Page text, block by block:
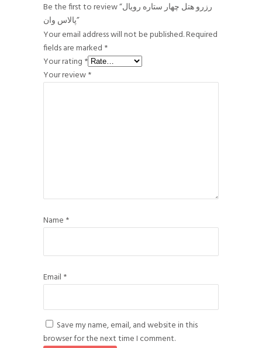
Be the first to review “رزرو هتل چهار ستاره رویال
پالاس وان”
Your email address will not be published.Required
fields are marked *
Your rating *
Your review*
Name *
Email *
Save my name, email, and website in this
browser for the next time I comment.